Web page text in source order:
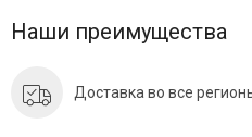
Наши преимущества
Доставка во все